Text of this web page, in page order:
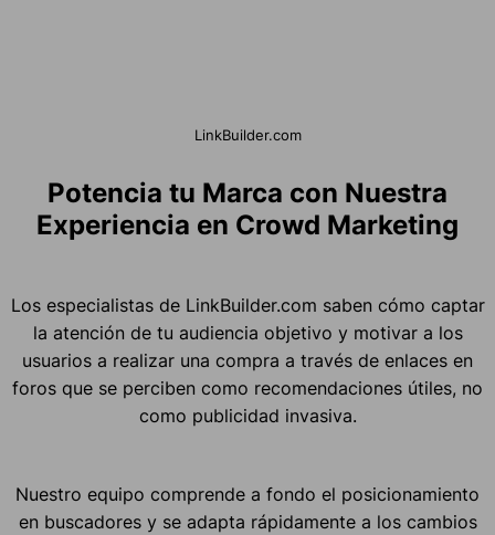
LinkBuilder.com
Potencia tu Marca con Nuestra
Experiencia en Crowd Marketing
Los especialistas de LinkBuilder.com saben cómo captar
la atención de tu audiencia objetivo y motivar a los
usuarios a realizar una compra a través de enlaces en
foros que se perciben como recomendaciones útiles, no
como publicidad invasiva.
Nuestro equipo comprende a fondo el posicionamiento
en buscadores y se adapta rápidamente a los cambios